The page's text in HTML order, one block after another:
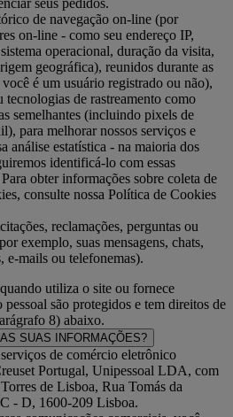
de navegação on-line (por
on-line - como seu endereço IP,
operacional, duração da visita,
geográfica), reunidos durante as
você é um usuário registrado ou não),
tecnologias de rastreamento como
semelhantes (incluindo pixels de
para melhorar nossos serviços e
análise estatística - na maioria dos
identificá-lo com essas
obter informações sobre coleta de
consulte nossa Política de Cookies
reclamações, perguntas ou
exemplo, suas mensagens, chats,
e-mails ou telefonemas).
utiliza o site ou fornece
são protegidos e tem direitos de
8) abaixo.
SUAS INFORMAÇÕES?
de comércio eletrônico
Portugal, Unipessoal LDA, com
de Lisboa, Rua Tomás da
- D, 1600-209 Lisboa.